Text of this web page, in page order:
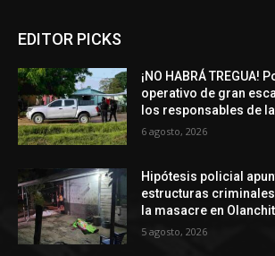
EDITOR PICKS
¡NO HABRÁ TREGUA!
operativo de gran
los responsables de
6 agosto, 2026
Hipótesis policial
estructuras
la masacre en
5 agosto, 2026